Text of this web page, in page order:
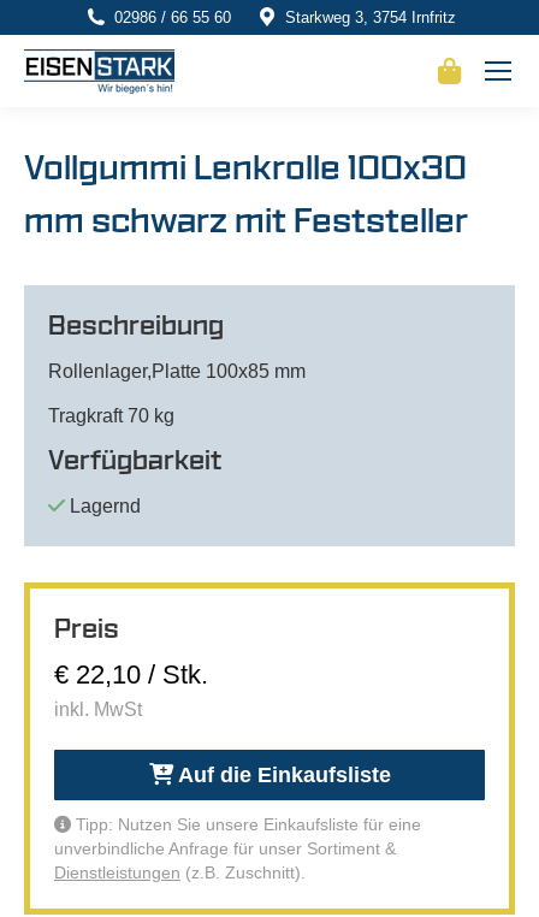
02986 / 66 55 60 Starkweg 3, 3754 Irnfritz
Vollgummi Lenkrolle 100x30
mm schwarz mit Feststeller
Beschreibung
Rollenlager,Platte 100x85 mm
Tragkraft 70 kg
Verfügbarkeit
Lagernd
Preis
€ 22,10 / Stk.
inkl. MwSt
Auf die Einkaufsliste
Tipp: Nutzen Sie unsere Einkaufsliste für eine
unverbindliche Anfrage für unser Sortiment &
Dienstleistungen (z.B. Zuschnitt).